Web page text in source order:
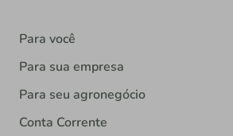
Para você
Para sua empresa
Para seu agronegócio
Conta Corrente